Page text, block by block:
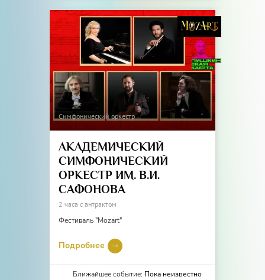
Симфонический оркестр
АКАДЕМИЧЕСКИЙ
СИМФОНИЧЕСКИЙ
ОРКЕСТР ИМ. В.И.
САФОНОВА
2 часа с антрактом
Фестиваль "Mozart"
Подробнее
Ближайшее событие: Пока неизвестно